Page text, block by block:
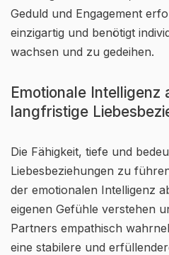
Geduld und Engagement
einzigartig und benötigt
wachsen und zu gedeihen.
Emotionale Intelligenz
langfristige
Die Fähigkeit, tiefe und
Liebesbeziehungen zu
der emotionalen Intelligenz
eigenen Gefühle verstehen
Partners empathisch
eine stabilere und